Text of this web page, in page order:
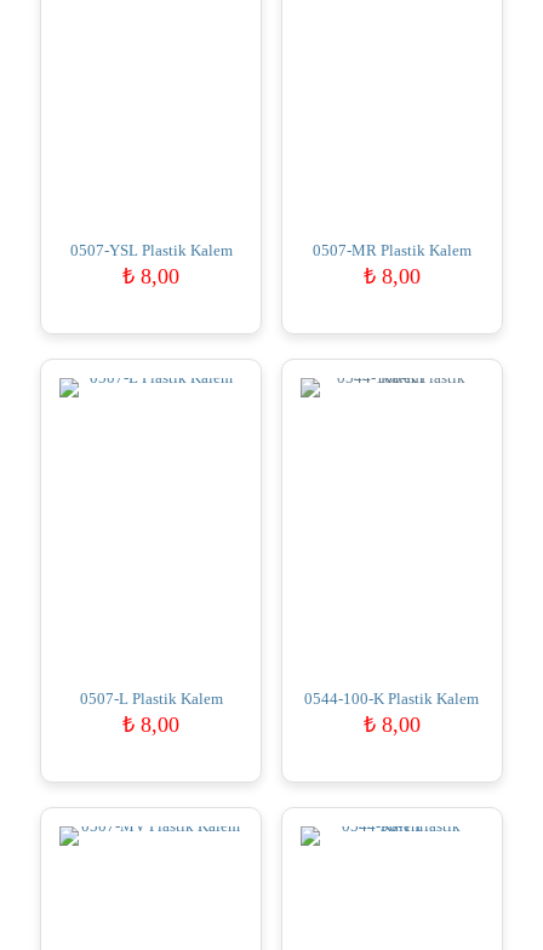
0507-YSL Plastik Kalem
₺ 8,00
0507-MR Plastik Kalem
₺8,00
0507-L Plastik Kalem
₺ 8,00
0544-100-K Plastik Kalem
₺8,00